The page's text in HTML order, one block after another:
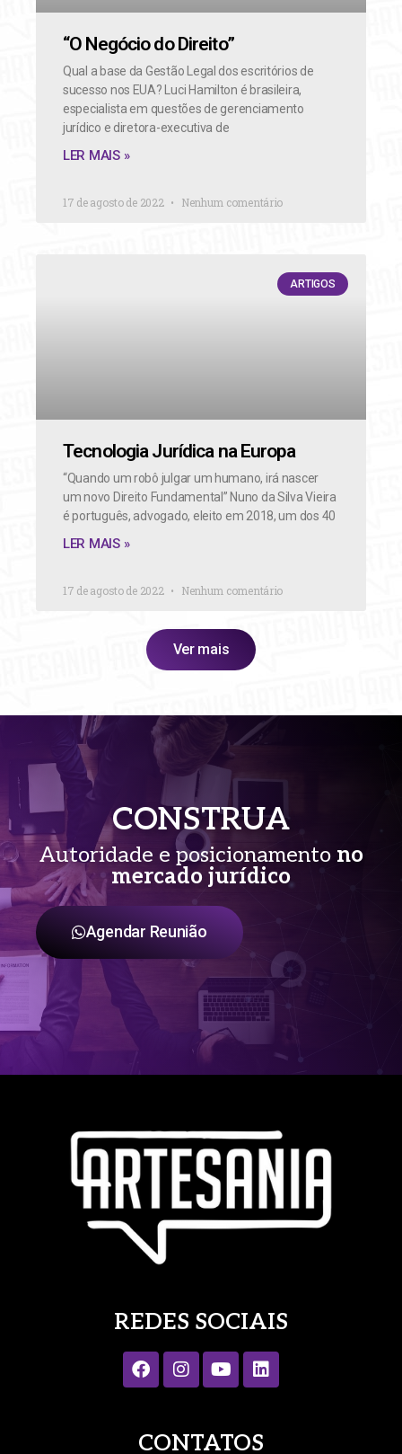
“O Negócio do Direito”
Qual a base da Gestão Legal dos escritórios de
sucesso nos EUA? Luci Hamilton é brasileira,
especialista em questões de gerenciamento
jurídico e diretora-executiva de
LER MAIS »
17 de agosto de 2022 Nenhum comentário
ARTIGOS
Tecnologia Jurídica na Europa
“Quando um robô julgar um humano, irá nascer
um novo Direito Fundamental” Nuno da Silva Vieira
é português, advogado, eleito em 2018, um dos 40
LER MAIS »
17 de agosto de 2022 Nenhum comentário
Ver mais
CONSTRUA
Autoridade e posicionamento no
mercado jurídico
Agendar Reunião
REDES SOCIAIS
CONTATOS